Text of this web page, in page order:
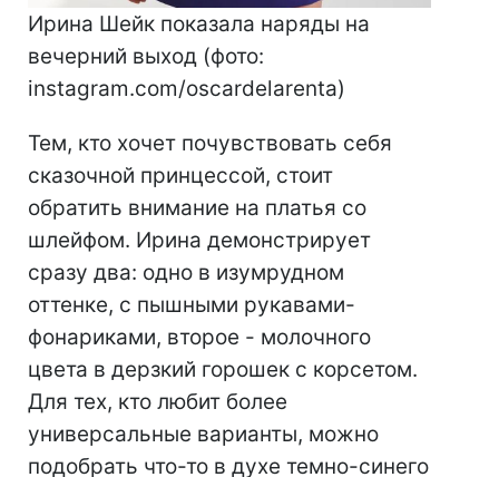
Ирина Шейк показала наряды на
вечерний выход (фото:
instagram.com/oscardelarenta)
Тем, кто хочет почувствовать себя
сказочной принцессой, стоит
обратить внимание на платья со
шлейфом. Ирина демонстрирует
сразу два: одно в изумрудном
оттенке, с пышными рукавами-
фонариками, второе - молочного
цвета в дерзкий горошек с корсетом.
Для тех, кто любит более
универсальные варианты, можно
подобрать что-то в духе темно-синего